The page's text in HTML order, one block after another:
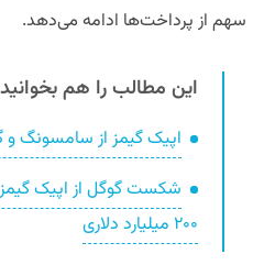
سهم از پرداخت‌ها ادامه می‌دهد.
این مطالب را هم
اپیک گیمز از سامسونگ
شکست گوگل از اپیک
۲۰۰ میلیارد دلاری